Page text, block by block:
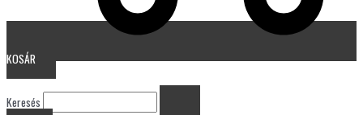
KOSÁR
Keresés